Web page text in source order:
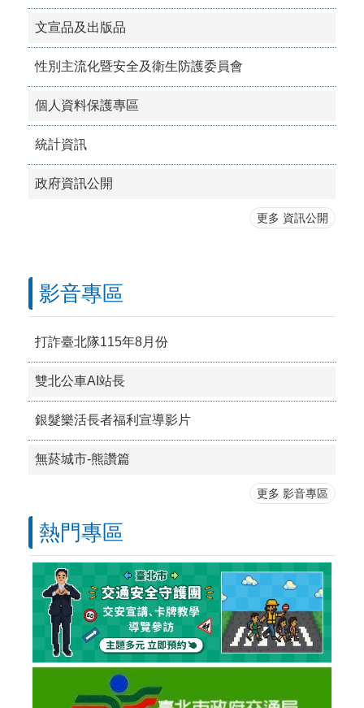
文宣品及出版品
性別主流化暨安全及衛生防護委員會
個人資料保護專區
統計資訊
政府資訊公開
更多 資訊公開
影音專區
打詐臺北隊115年8月份
雙北公車AI站長
銀髮樂活長者福利宣導影片
無菸城市-熊讚篇
更多 影音專區
熱門專區